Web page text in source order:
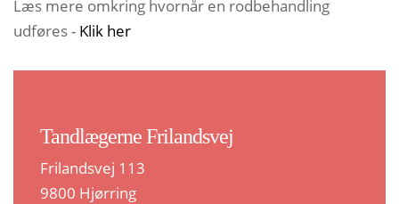
Læs mere omkring hvornår en rodbehandling
udføres - Klik her
Tandlægerne Frilandsvej
Frilandsvej 113
9800 Hjørring